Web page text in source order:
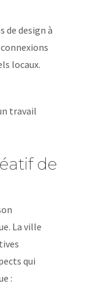
de design à
locaux.
travail
de
La ville
qui
: